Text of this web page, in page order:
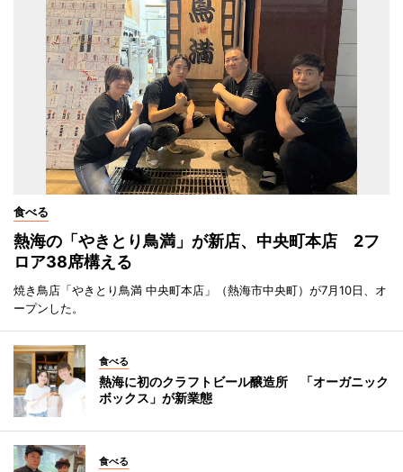
食べる
熱海の「やきとり鳥満」が新店、中央町本店 2フ
ロア38席構える
焼き鳥店「やきとり鳥満 中央町本店」（熱海市中央町）が7月10日、オ
ープンした。
食べる
熱海に初のクラフトビール醸造所 「オーガニック
ボックス」が新業態
食べる